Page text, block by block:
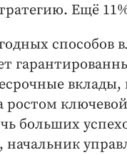
Ещё
способов
ростом
больших